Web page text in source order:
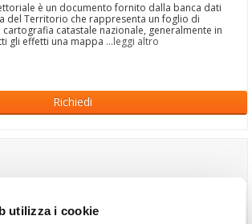
utilizza i cookie
è un documento fornito dalla banca dati
del Territorio che rappresenta un foglio di
catastale nazionale, generalmente in
gli effetti una mappa ...leggi altro
Richiedi
del Territorio, e viene utilizzato per
quali ad esempio IMU e TASI, successioni e